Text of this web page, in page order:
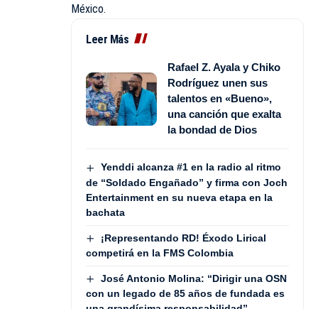
México.
Leer Más
Rafael Z. Ayala y Chiko
Rodríguez unen sus
talentos en «Bueno»,
una canción que exalta
la bondad de Dios
Yenddi alcanza #1 en la radio al ritmo
de “Soldado Engañado” y firma con Joch
Entertainment en su nueva etapa en la
bachata
¡Representando RD! Éxodo Lirical
competirá en la FMS Colombia
José Antonio Molina: “Dirigir una OSN
con un legado de 85 años de fundada es